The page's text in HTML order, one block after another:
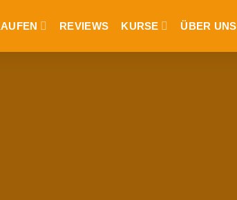
REVIEWS KURSE ÜBER UNS